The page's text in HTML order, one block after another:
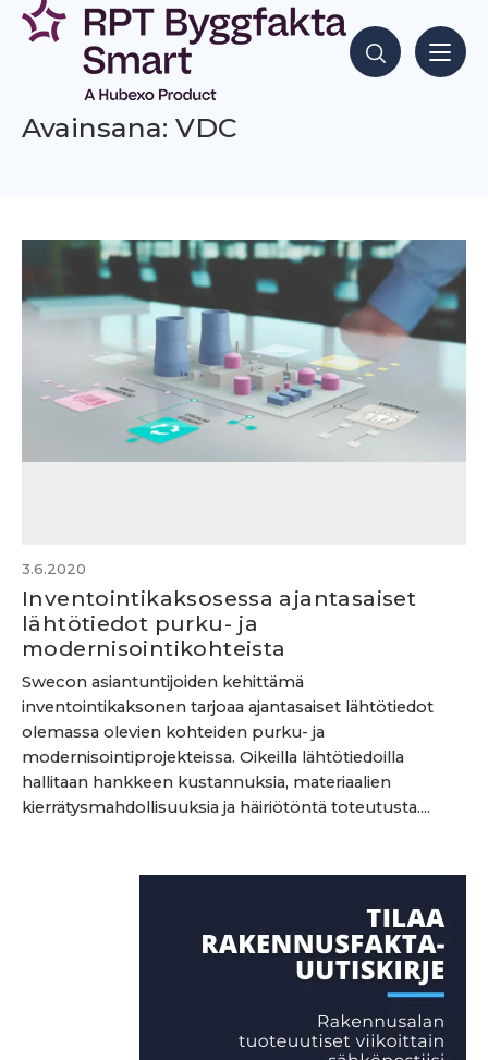
Siirry
sisältöön
Hae sisältöjä
Avainsana: VDC
3.6.2020
Inventointikaksosessa ajantasaiset
lähtötiedot purku- ja
modernisointikohteista
Swecon asiantuntijoiden kehittämä
inventointikaksonen tarjoaa ajantasaiset lähtötiedot
olemassa olevien kohteiden purku- ja
modernisointiprojekteissa. Oikeilla lähtötiedoilla
hallitaan hankkeen kustannuksia, materiaalien
kierrätysmahdollisuuksia ja häiriötöntä toteutusta....